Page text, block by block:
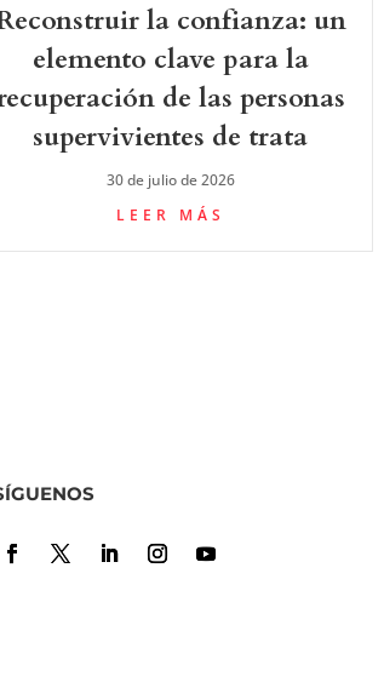
la confianza: un
elemento clave para la
de las personas
supervivientes de trata
30 de julio de 2026
LEER MÁS